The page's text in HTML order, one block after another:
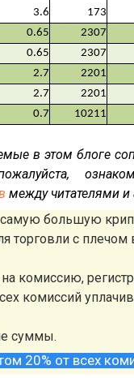
3.6 173
0.65
2307
0.65
2307
2.7
2201
2.7
2201
0.7 10211
в этом блоге
между читателями и
большую
торговли с
комиссию,
комиссий
суммы.
20% от всех